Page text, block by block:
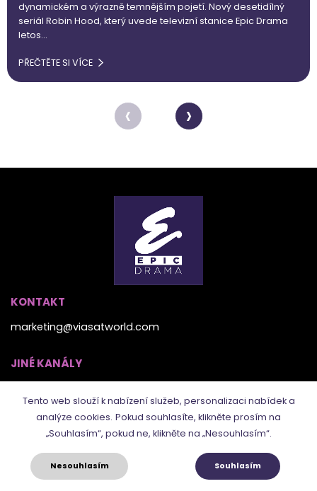
dynamickém a výrazně temnějším pojetí. Nový desetidílný
seriál Robin Hood, který uvede televizní stanice Epic Drama
letos…
PŘEČTĚTE SI VÍCE
‹ ›
KONTAKT
marketing@viasatworld.com
JINÉ KANÁLY
© 2021. Epic Drama
Tento web slouží k nabízení služeb, personalizaci nabídek a
analýze cookies. Pokud souhlasíte, klikněte prosím na
„Souhlasím“, pokud ne, klikněte na „Nesouhlasím“.
Nesouhlasím Souhlasím